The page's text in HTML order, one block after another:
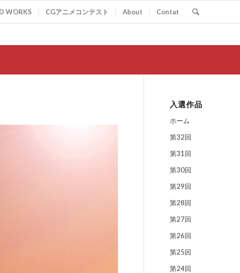
WORKS CGアニメコンテスト About Contat
入選作品
ホーム
第32回
第31回
第30回
第29回
第28回
第27回
第26回
第25回
第24回